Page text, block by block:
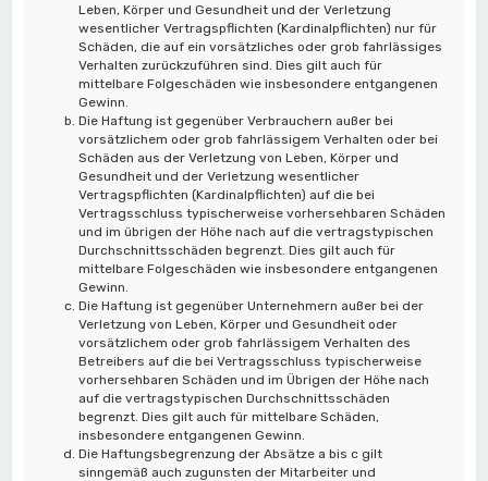
Leben, Körper und Gesundheit und der Verletzung
wesentlicher Vertragspflichten (Kardinalpflichten) nur für
Schäden, die auf ein vorsätzliches oder grob fahrlässiges
Verhalten zurückzuführen sind. Dies gilt auch für
mittelbare Folgeschäden wie insbesondere entgangenen
Gewinn.
Die Haftung ist gegenüber Verbrauchern außer bei
vorsätzlichem oder grob fahrlässigem Verhalten oder bei
Schäden aus der Verletzung von Leben, Körper und
Gesundheit und der Verletzung wesentlicher
Vertragspflichten (Kardinalpflichten) auf die bei
Vertragsschluss typischerweise vorhersehbaren Schäden
und im übrigen der Höhe nach auf die vertragstypischen
Durchschnittsschäden begrenzt. Dies gilt auch für
mittelbare Folgeschäden wie insbesondere entgangenen
Gewinn.
Die Haftung ist gegenüber Unternehmern außer bei der
Verletzung von Leben, Körper und Gesundheit oder
vorsätzlichem oder grob fahrlässigem Verhalten des
Betreibers auf die bei Vertragsschluss typischerweise
vorhersehbaren Schäden und im Übrigen der Höhe nach
auf die vertragstypischen Durchschnittsschäden
begrenzt. Dies gilt auch für mittelbare Schäden,
insbesondere entgangenen Gewinn.
Die Haftungsbegrenzung der Absätze a bis c gilt
sinngemäß auch zugunsten der Mitarbeiter und